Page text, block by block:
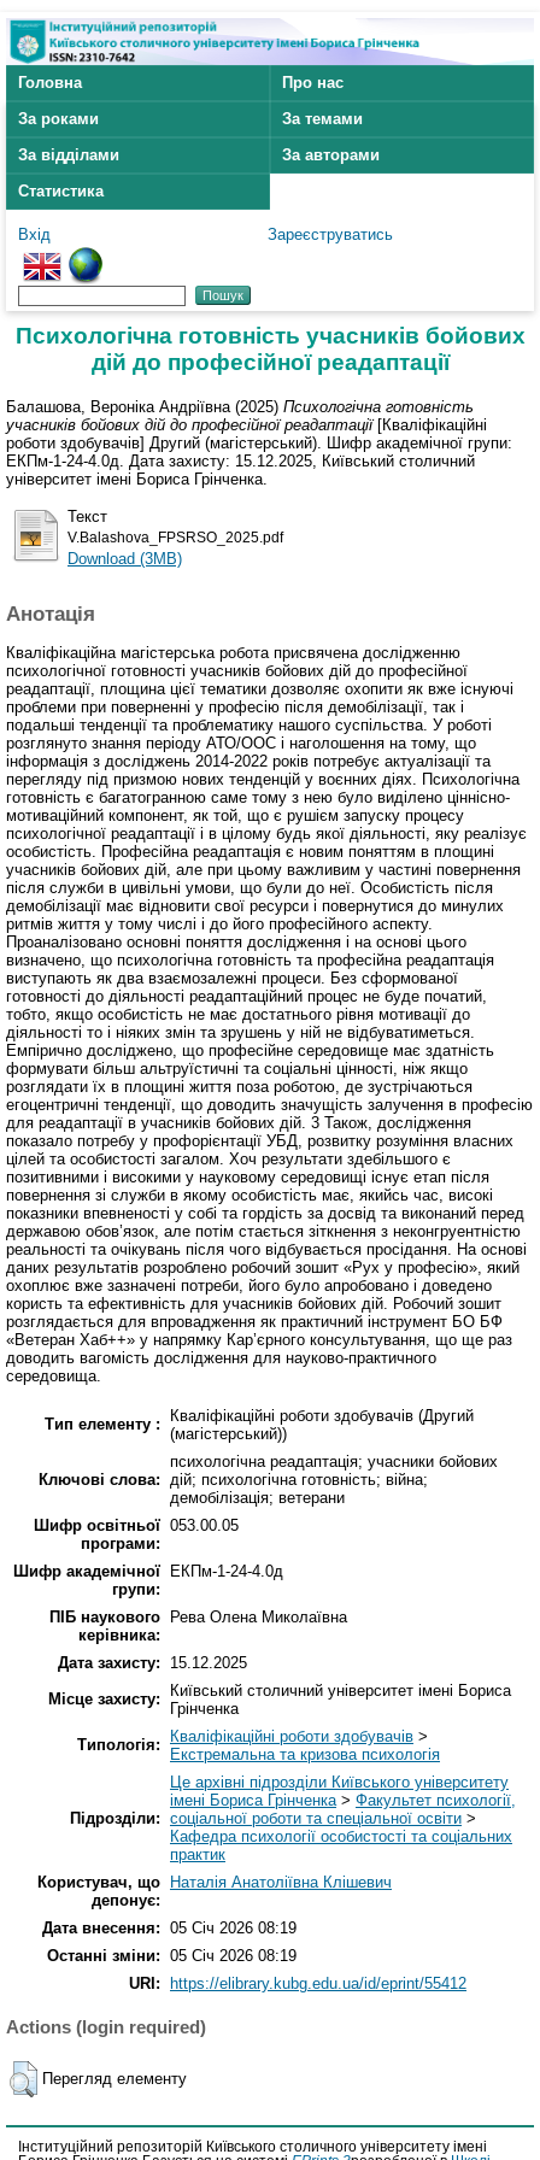
Головна
Про нас
За роками
За темами
За відділами
За авторами
Статистика
Вхід Зареєструватись
Психологічна готовність учасників бойових
дій до професійної реадаптації
Балашова, Вероніка Андріївна (2025) Психологічна готовність
учасників бойових дій до професійної реадаптації[Кваліфікаційні
роботи здобувачів] Другий (магістерський). Шифр академічної групи:
ЕКПм-1-24-4.0д. Дата захисту: 15.12.2025, Київський столичний
університет імені Бориса Грінченка.
Текст
V.Balashova_FPSRSO_2025.pdf
Download (3MB)
Анотація
Кваліфікаційна магістерська робота присвячена дослідженню
психологічної готовності учасників бойових дій до професійної
реадаптації, площина цієї тематики дозволяє охопити як вже існуючі
проблеми при поверненні у професію після демобілізації, так і
подальші тенденції та проблематику нашого суспільства. У роботі
розглянуто знання періоду АТО/ООС і наголошення на тому, що
інформація з досліджень 2014-2022 років потребує актуалізації та
перегляду під призмою нових тенденцій у воєнних діях. Психологічна
готовність є багатогранною саме тому з нею було виділено ціннісно-
мотиваційний компонент, як той, що є рушієм запуску процесу
психологічної реадаптації і в цілому будь якої діяльності, яку реалізує
особистість. Професійна реадаптація є новим поняттям в площині
учасників бойових дій, але при цьому важливим у частині повернення
після служби в цивільні умови, що були до неї. Особистість після
демобілізації має відновити свої ресурси і повернутися до минулих
ритмів життя у тому числі і до його професійного аспекту.
Проаналізовано основні поняття дослідження і на основі цього
визначено, що психологічна готовність та професійна реадаптація
виступають як два взаємозалежні процеси. Без сформованої
готовності до діяльності реадаптаційний процес не буде початий,
тобто, якщо особистість не має достатнього рівня мотивації до
діяльності то і ніяких змін та зрушень у ній не відбуватиметься.
Емпірично досліджено, що професійне середовище має здатність
формувати більш альтруїстичні та соціальні цінності, ніж якщо
розглядати їх в площині життя поза роботою, де зустрічаються
егоцентричні тенденції, що доводить значущість залучення в професію
для реадаптації в учасників бойових дій. 3 Також, дослідження
показало потребу у профорієнтації УБД, розвитку розуміння власних
цілей та особистості загалом. Хоч результати здебільшого є
позитивними і високими у науковому середовищі існує етап після
повернення зі служби в якому особистість має, якийсь час, високі
показники впевненості у собі та гордість за досвід та виконаний перед
державою обов’язок, але потім стається зіткнення з неконгруентністю
реальності та очікувань після чого відбувається просідання. На основі
даних результатів розроблено робочий зошит «Рух у професію», який
охоплює вже зазначені потреби, його було апробовано і доведено
користь та ефективність для учасників бойових дій. Робочий зошит
розглядається для впровадження як практичний інструмент БО БФ
«Ветеран Хаб++» у напрямку Кар’єрного консультування, що ще раз
доводить вагомість дослідження для науково-практичного
середовища.
Тип елементу :
Кваліфікаційні роботи здобувачів (Другий
(магістерський))
Ключові слова:
психологічна реадаптація; учасники бойових
дій; психологічна готовність; війна;
демобілізація; ветерани
Шифр освітньої
програми:
053.00.05
Шифр академічної
групи:
ЕКПм-1-24-4.0д
ПІБ наукового
керівника:
Рева Олена Миколаївна
Дата захисту:
15.12.2025
Місце захисту:
Київський столичний університет імені Бориса
Грінченка
Типологія:
Кваліфікаційні роботи здобувачів >
Екстремальна та кризова психологія
Підрозділи:
Це архівні підрозділи Київського університету
імені Бориса Грінченка> Факультет психології,
соціальної роботи та спеціальної освіти >
Кафедра психології особистості та соціальних
практик
Користувач, що
депонує:
Наталія Анатоліївна Клішевич
Дата внесення: 05 Січ 2026 08:19
Останні зміни: 05 Січ 2026 08:19
URI:
https://elibrary.kubg.edu.ua/id/eprint/55412
Actions (login required)
Перегляд елементу
Інституційний репозиторій Київського столичного університету імені